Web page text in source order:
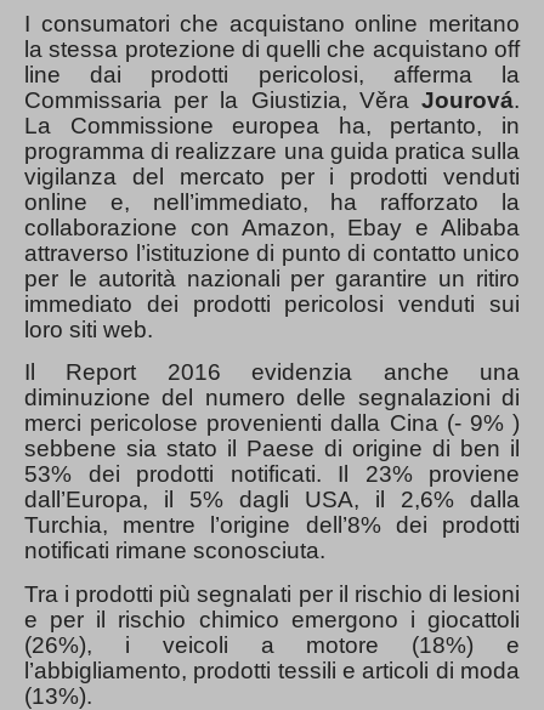
I consumatori che acquistano online meritano
la stessa protezione di quelli che acquistano off
line dai prodotti pericolosi, afferma la
Commissaria per la Giustizia, Věra Jourová.
La Commissione europea ha, pertanto, in
programma di realizzare una guida pratica sulla
vigilanza del mercato per i prodotti venduti
online e, nell’immediato, ha rafforzato la
collaborazione con Amazon, Ebay e Alibaba
attraverso l’istituzione di punto di contatto unico
per le autorità nazionali per garantire un ritiro
immediato dei prodotti pericolosi venduti sui
loro siti web.
Il Report 2016 evidenzia anche una
diminuzione del numero delle segnalazioni di
merci pericolose provenienti dalla Cina (- 9% )
sebbene sia stato il Paese di origine di ben il
53% dei prodotti notificati. Il 23% proviene
dall’Europa, il 5% dagli USA, il 2,6% dalla
Turchia, mentre l’origine dell’8% dei prodotti
notificati rimane sconosciuta.
Tra i prodotti più segnalati per il rischio di lesioni
e per il rischio chimico emergono i giocattoli
(26%), i veicoli a motore (18%) e
l’abbigliamento, prodotti tessili e articoli di moda
(13%).